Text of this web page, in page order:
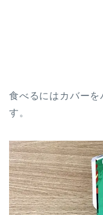
食べるにはカバー
す。